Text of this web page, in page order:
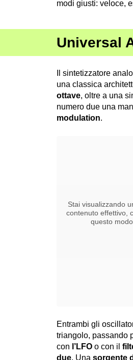
modi giusti: veloce,
Universal
Il sintetizzatore
una classica
ottave, oltre a una
numero due una
modulation.
Stai visualizzando
contenuto effettivo,
questo
Entrambi gli
triangolo, passando
con l’LFO o con il
due. Una sorgente